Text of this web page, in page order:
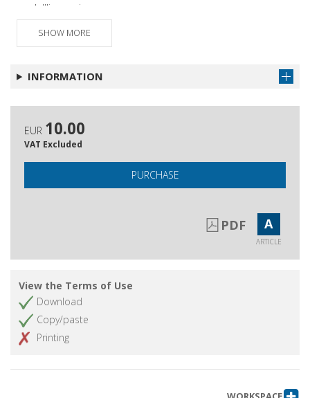
dell'immagine
Lo stile comunicativo di Paolo Limiti tra
paleo- e neotelevisione
Get article
SHOW MORE
INFORMATION
EUR 10.00
VAT Excluded
PURCHASE
PDF A
ARTICLE
View the Terms of Use
Download
Copy/paste
Printing